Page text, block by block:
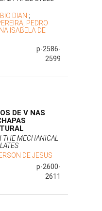
DIAN ;
PEDRO
ISABELA DE
p-2586-
2599
DE V NAS
THE MECHANICAL
DE JESUS
p-2600-
2611